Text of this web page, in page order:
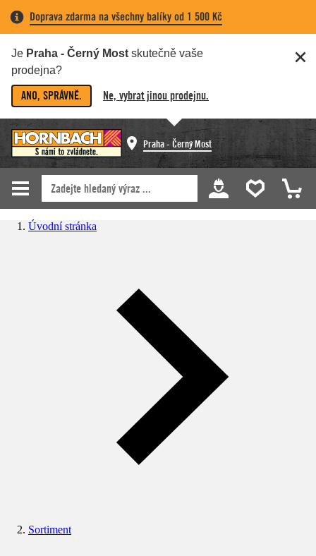
Doprava zdarma na všechny balíky od 1 500 Kč
Je Praha - Černý Most skutečně vaše
prodejna?
ANO, SPRÁVNĚ. Ne, vybrat jinou prodejnu.
Praha - Černý Most
Úvodní stránka
Sortiment